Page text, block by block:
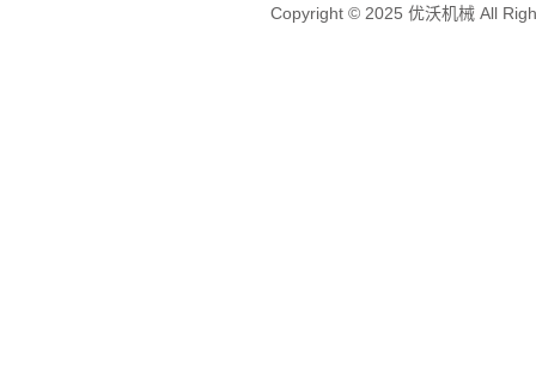
Copyright © 2025 优沃机械 All